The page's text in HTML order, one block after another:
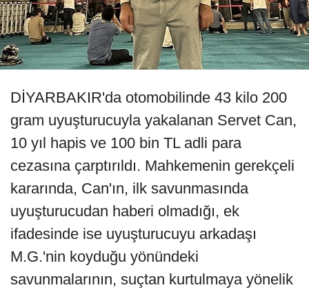
DİYARBAKIR'da otomobilinde 43 kilo 200
gram uyuşturucuyla yakalanan Servet Can,
10 yıl hapis ve 100 bin TL adli para
cezasına çarptırıldı. Mahkemenin gerekçeli
kararında, Can'ın, ilk savunmasında
uyuşturucudan haberi olmadığı, ek
ifadesinde ise uyuşturucuyu arkadaşı
M.G.'nin koyduğu yönündeki
savunmalarının, suçtan kurtulmaya yönelik